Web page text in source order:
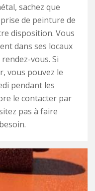
sachez que
de peinture de
disposition. Vous
dans ses locaux
vous. Si
vous pouvez le
pendant les
le contacter par
pas à faire